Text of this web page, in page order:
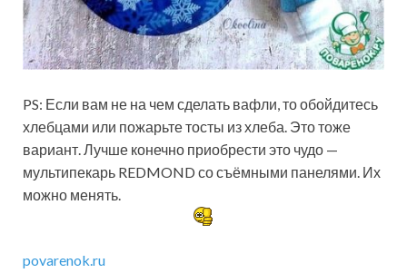
PS: Если вам не на чем сделать вафли, то обойдитесь
хлебцами или пожарьте тосты из хлеба. Это тоже
вариант. Лучше конечно приобрести это чудо —
мультипекарь REDMOND со съёмными панелями. Их
можно менять.
povarenok.ru